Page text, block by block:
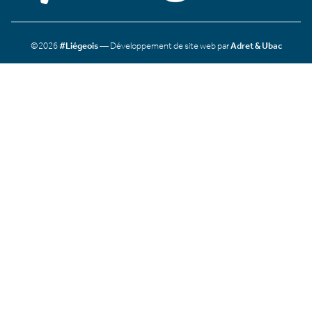
©2026#Liégeois— Développement de site web parAdret & Ubac